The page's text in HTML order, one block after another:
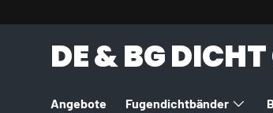
DIREKT ZUM INHALT
DE & BG
Angebote Fugendichtbänder